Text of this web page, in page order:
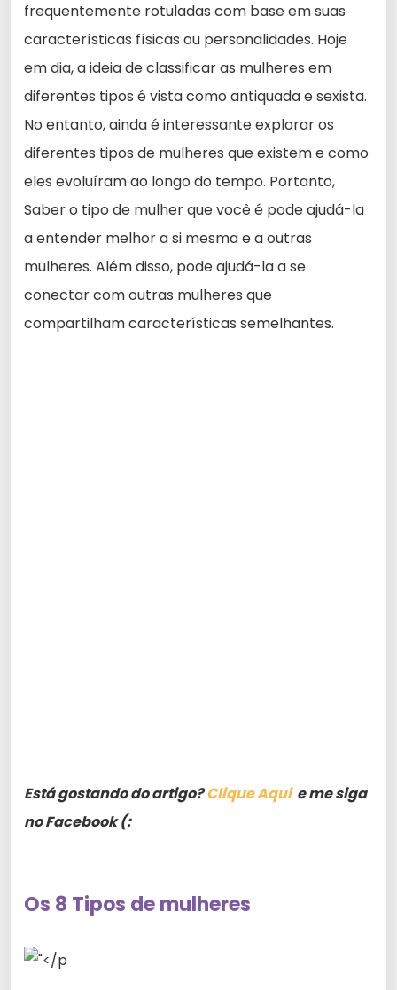
frequentemente rotuladas com base em suas
características físicas ou personalidades. Hoje
em dia, a ideia de classificar as mulheres em
diferentes tipos é vista como antiquada e sexista.
No entanto, ainda é interessante explorar os
diferentes tipos de mulheres que existem e como
eles evoluíram ao longo do tempo. Portanto,
Saber o tipo de mulher que você é pode ajudá-la
a entender melhor a si mesma e a outras
mulheres. Além disso, pode ajudá-la a se
conectar com outras mulheres que
compartilham características semelhantes.
Está gostando do artigo?Clique Aquie me siga
no Facebook (:
Os 8 Tipos de mulheres